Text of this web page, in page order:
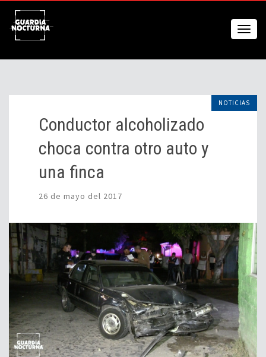
NOTICIAS
Conductor alcoholizado
choca contra otro auto y
una finca
26 de mayo del 2017